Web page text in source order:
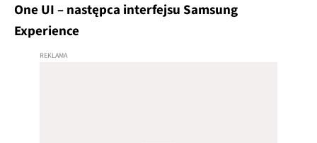
One UI – następca interfejsu Samsung
Experience